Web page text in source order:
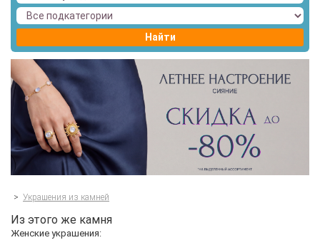
Найти
> Украшения из камней
Из этого же камня
Женские украшения: